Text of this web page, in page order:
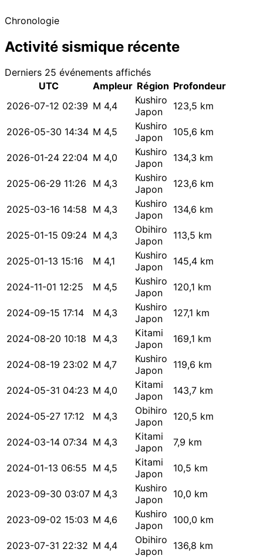
Chronologie
Activité sismique récente
Derniers 25 événements affichés
UTC
Ampleur Région Profondeur
2026-07-12 02:39 M 4,4
Kushiro
Japon
123,5 km
2026-05-30 14:34 M 4,5
Kushiro
Japon
105,6 km
2026-01-24 22:04 M 4,0
Kushiro
Japon
134,3 km
2025-06-29 11:26 M 4,3
Kushiro
Japon
123,6 km
2025-03-16 14:58 M 4,3
Kushiro
Japon
134,6 km
2025-01-15 09:24 M 4,3
Obihiro
Japon
113,5 km
2025-01-13 15:16 M 4,1
Kushiro
Japon
145,4 km
2024-11-01 12:25 M 4,5
Kushiro
Japon
120,1 km
2024-09-15 17:14 M 4,3
Kushiro
Japon
127,1 km
2024-08-20 10:18 M 4,3
Kitami
Japon
169,1 km
2024-08-19 23:02 M 4,7
Kushiro
Japon
119,6 km
2024-05-31 04:23 M 4,0
Kitami
Japon
143,7 km
2024-05-27 17:12 M 4,3
Obihiro
Japon
120,5 km
2024-03-14 07:34 M 4,3
Kitami
Japon
7,9 km
2024-01-13 06:55 M 4,5
Kitami
Japon
10,5 km
2023-09-30 03:07 M 4,3
Kushiro
Japon
10,0 km
2023-09-02 15:03 M 4,6
Kushiro
Japon
100,0 km
2023-07-31 22:32 M 4,4
Obihiro
Japon
136,8 km